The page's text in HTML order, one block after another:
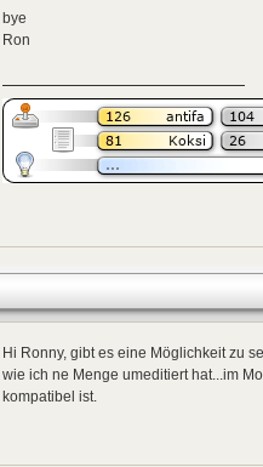
bye
Ron
Hi Ronny, gibt es eine Möglichkeit zu
wie ich ne Menge umeditiert hat...im
kompatibel ist.